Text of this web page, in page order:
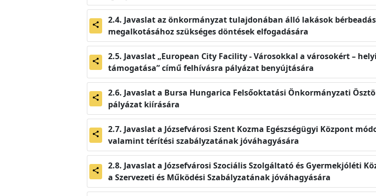
share
Javaslat az önkormányzat tulajdonában álló lakások
megalkotásához szükséges döntések elfogadására
share
Javaslat „European City Facility - Városokkal a városokért –
támogatása” című felhívásra pályázat benyújtására
share
Javaslat a Bursa Hungarica Felsőoktatási Önkormányzati
pályázat kiírására
share
Javaslat a Józsefvárosi Szent Kozma Egészségügyi Központ
valamint térítési szabályzatának jóváhagyására
share
Javaslat a Józsefvárosi Szociális Szolgáltató és Gyermekjóléti
a Szervezeti és Működési Szabályzatának jóváhagyására